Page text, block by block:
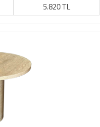
5.820 TL